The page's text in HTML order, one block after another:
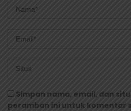
Simpan nama, email, dan
peramban ini untuk komentar